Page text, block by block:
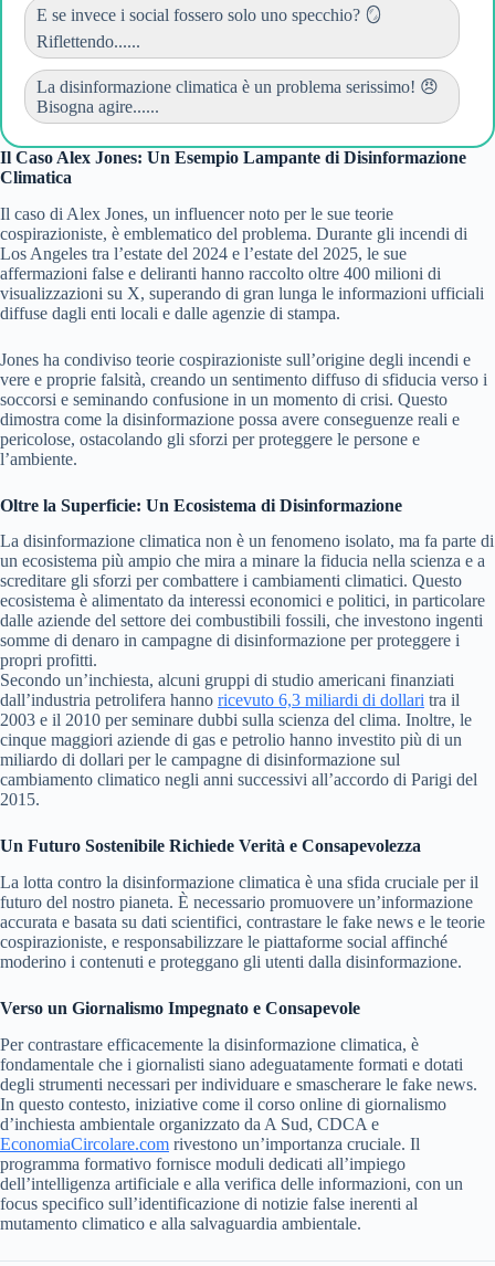
E se invece i social fossero solo uno specchio? 🪞
Riflettendo......
La disinformazione climatica è un problema serissimo! 😠
Bisogna agire......
Il Caso Alex Jones: Un Esempio Lampante di Disinformazione
Climatica
Il caso di Alex Jones, un influencer noto per le sue teorie
cospirazioniste, è emblematico del problema. Durante gli incendi di
Los Angeles tra l’estate del 2024 e l’estate del 2025, le sue
affermazioni false e deliranti hanno raccolto oltre 400 milioni di
visualizzazioni su X, superando di gran lunga le informazioni ufficiali
diffuse dagli enti locali e dalle agenzie di stampa.
Jones ha condiviso teorie cospirazioniste sull’origine degli incendi e
vere e proprie falsità, creando un sentimento diffuso di sfiducia verso i
soccorsi e seminando confusione in un momento di crisi. Questo
dimostra come la disinformazione possa avere conseguenze reali e
pericolose, ostacolando gli sforzi per proteggere le persone e
l’ambiente.
Oltre la Superficie: Un Ecosistema di Disinformazione
La disinformazione climatica non è un fenomeno isolato, ma fa parte di
un ecosistema più ampio che mira a minare la fiducia nella scienza e a
screditare gli sforzi per combattere i cambiamenti climatici. Questo
ecosistema è alimentato da interessi economici e politici, in particolare
dalle aziende del settore dei combustibili fossili, che investono ingenti
somme di denaro in campagne di disinformazione per proteggere i
propri profitti.
Secondo un’inchiesta, alcuni gruppi di studio americani finanziati
dall’industria petrolifera hanno ricevuto 6,3 miliardi di dollari tra il
2003 e il 2010 per seminare dubbi sulla scienza del clima. Inoltre, le
cinque maggiori aziende di gas e petrolio hanno investito più di un
miliardo di dollari per le campagne di disinformazione sul
cambiamento climatico negli anni successivi all’accordo di Parigi del
2015.
Un Futuro Sostenibile Richiede Verità e Consapevolezza
La lotta contro la disinformazione climatica è una sfida cruciale per il
futuro del nostro pianeta. È necessario promuovere un’informazione
accurata e basata su dati scientifici, contrastare le fake news e le teorie
cospirazioniste, e responsabilizzare le piattaforme social affinché
moderino i contenuti e proteggano gli utenti dalla disinformazione.
Verso un Giornalismo Impegnato e Consapevole
Per contrastare efficacemente la disinformazione climatica, è
fondamentale che i giornalisti siano adeguatamente formati e dotati
degli strumenti necessari per individuare e smascherare le fake news.
In questo contesto, iniziative come il corso online di giornalismo
d’inchiesta ambientale organizzato da A Sud, CDCA e
EconomiaCircolare.com rivestono un’importanza cruciale. Il
programma formativo fornisce moduli dedicati all’impiego
dell’intelligenza artificiale e alla verifica delle informazioni, con un
focus specifico sull’identificazione di notizie false inerenti al
mutamento climatico e alla salvaguardia ambientale.